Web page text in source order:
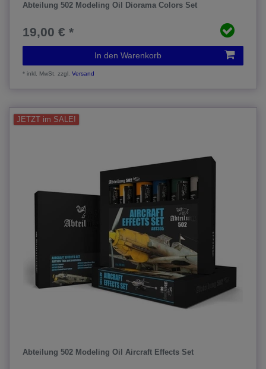
Abteilung 502 Modeling Oil Diorama Colors Set
19,00 € *
In den Warenkorb
*inkl. MwSt. zzgl.Versand
JETZT im SALE!
Abteilung 502 Modeling Oil Aircraft Effects Set